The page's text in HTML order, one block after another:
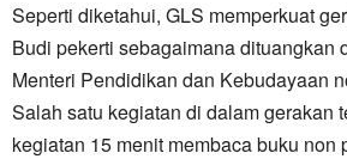
Seperti diketahui, GLS memperkuat
Budi pekerti sebagaimana dituangkan
Menteri Pendidikan dan Kebudayaan
Salah satu kegiatan di dalam gerakan
kegiatan 15 menit membaca buku non